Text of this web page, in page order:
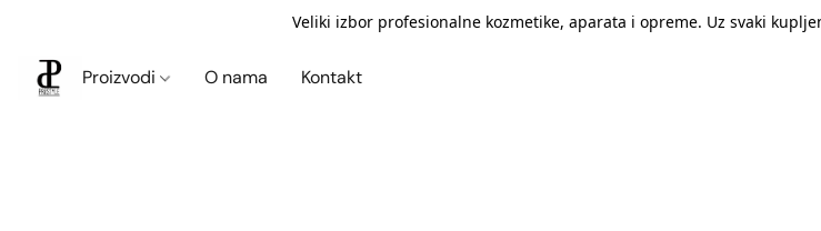
Veliki izbor profesionalne kozmetike, aparata i opreme. Uz svaki
Proizvodi O nama Kontakt